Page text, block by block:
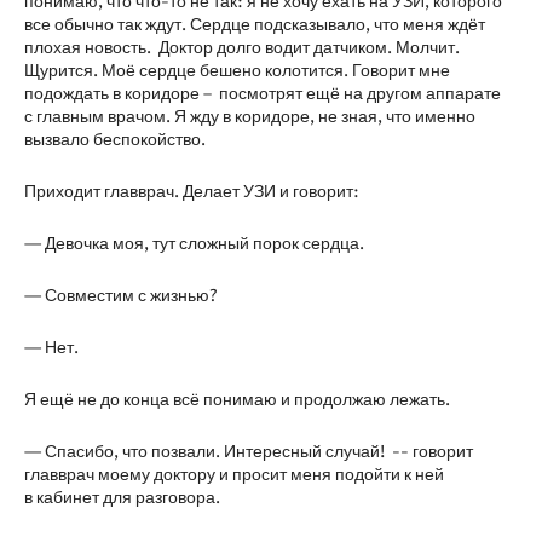
все обычно так ждут. Сердце подсказывало, что меня ждёт
плохая новость. Доктор долго водит датчиком. Молчит.
Щурится. Моё сердце бешено колотится. Говорит мне
подождать в коридоре – посмотрят ещё на другом аппарате
с главным врачом. Я жду в коридоре, не зная, что именно
вызвало беспокойство.
Приходит главврач. Делает УЗИ и говорит:
— Девочка моя, тут сложный порок сердца.
— Совместим с жизнью?
— Нет.
Я ещё не до конца всё понимаю и продолжаю лежать.
— Спасибо, что позвали. Интересный случай! -- говорит
главврач моему доктору и просит меня подойти к ней
в кабинет для разговора.